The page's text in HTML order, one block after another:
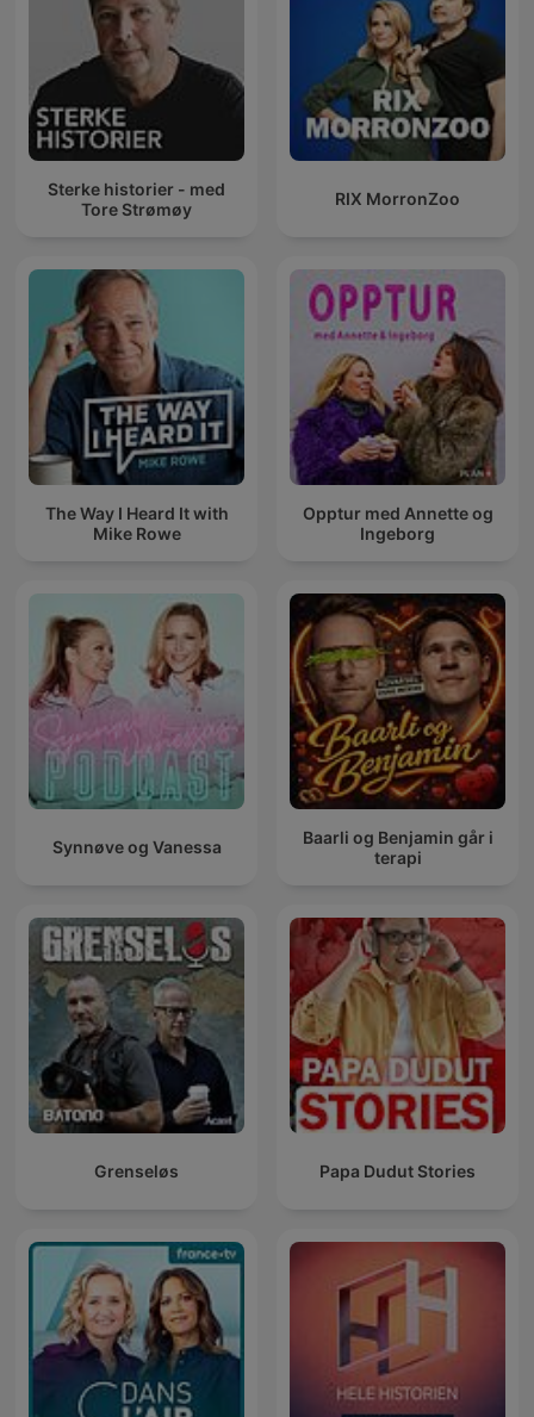
Sterke historier - med
Tore Strømøy
RIX MorronZoo
The Way I Heard It with
Mike Rowe
Opptur med Annette og
Ingeborg
Synnøve og Vanessa
Baarli og Benjamin går i
terapi
Grenseløs Papa Dudut Stories